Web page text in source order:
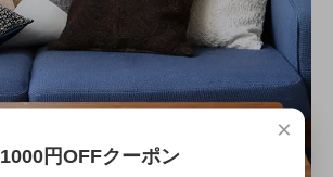
×
1000円OFFクーポン